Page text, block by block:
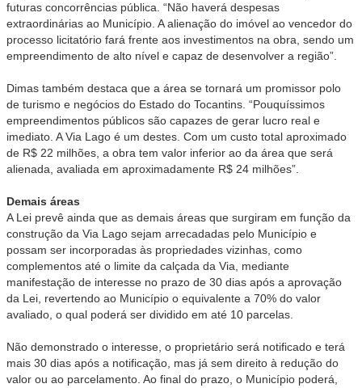
futuras concorrências pública. “Não haverá despesas
extraordinárias ao Município. A alienação do imóvel ao vencedor do
processo licitatório fará frente aos investimentos na obra, sendo um
empreendimento de alto nível e capaz de desenvolver a região”.
Dimas também destaca que a área se tornará um promissor polo
de turismo e negócios do Estado do Tocantins. “Pouquíssimos
empreendimentos públicos são capazes de gerar lucro real e
imediato. A Via Lago é um destes. Com um custo total aproximado
de R$ 22 milhões, a obra tem valor inferior ao da área que será
alienada, avaliada em aproximadamente R$ 24 milhões”.
Demais áreas
A Lei prevê ainda que as demais áreas que surgiram em função da
construção da Via Lago sejam arrecadadas pelo Município e
possam ser incorporadas às propriedades vizinhas, como
complementos até o limite da calçada da Via, mediante
manifestação de interesse no prazo de 30 dias após a aprovação
da Lei, revertendo ao Município o equivalente a 70% do valor
avaliado, o qual poderá ser dividido em até 10 parcelas.
Não demonstrado o interesse, o proprietário será notificado e terá
mais 30 dias após a notificação, mas já sem direito à redução do
valor ou ao parcelamento. Ao final do prazo, o Município poderá,